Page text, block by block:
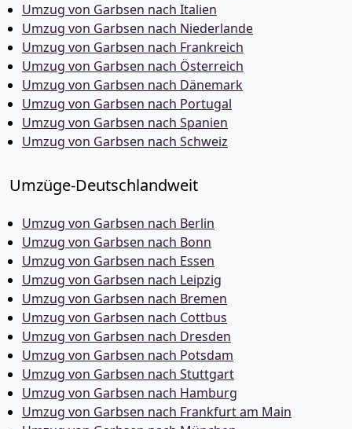
Umzug von Garbsen nach Italien
Umzug von Garbsen nach Niederlande
Umzug von Garbsen nach Frankreich
Umzug von Garbsen nach Österreich
Umzug von Garbsen nach Dänemark
Umzug von Garbsen nach Portugal
Umzug von Garbsen nach Spanien
Umzug von Garbsen nach Schweiz
Umzüge-Deutschlandweit
Umzug von Garbsen nach Berlin
Umzug von Garbsen nach Bonn
Umzug von Garbsen nach Essen
Umzug von Garbsen nach Leipzig
Umzug von Garbsen nach Bremen
Umzug von Garbsen nach Cottbus
Umzug von Garbsen nach Dresden
Umzug von Garbsen nach Potsdam
Umzug von Garbsen nach Stuttgart
Umzug von Garbsen nach Hamburg
Umzug von Garbsen nach Frankfurt am Main